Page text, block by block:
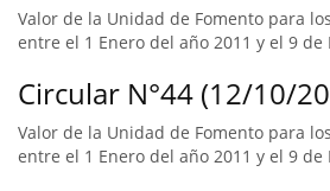
Valor de la Unidad de Fomento para
entre el 1 Enero del año 2011 y el 9 de
Circular N°44 (12/10/
Valor de la Unidad de Fomento para
entre el 1 Enero del año 2011 y el 9 de